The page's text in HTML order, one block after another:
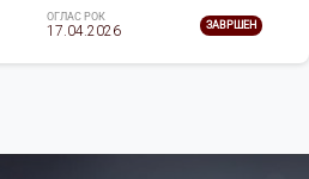
ОГЛАС РОК
17.04.2026 ЗАВРШЕН